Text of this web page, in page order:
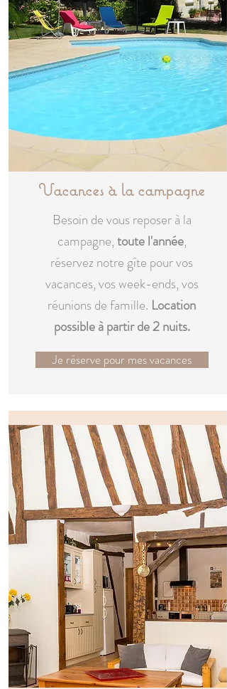
Vacances à la campagne
Besoin de vous reposer à la
campagne, toute l'année,
réservez notre gîte pour vos
vacances, vos week-ends, vos
réunions de famille. Location
possible à partir de 2 nuits.
Je réserve pour mes vacances